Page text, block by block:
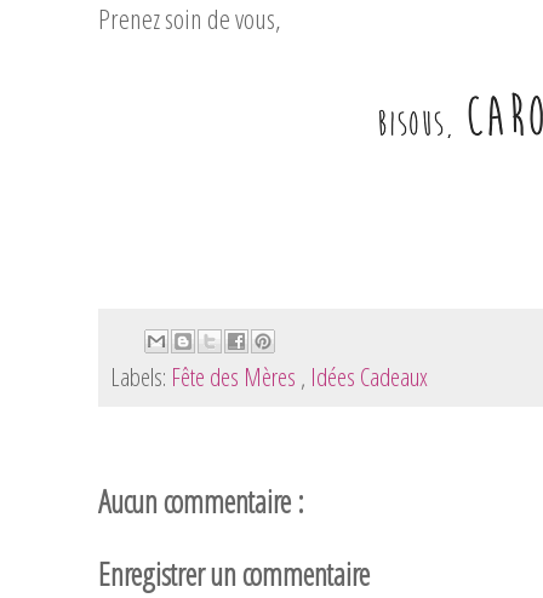
Prenez soin de vous,
Labels: Fête des Mères , Idées Cadeaux
Aucun commentaire :
Enregistrer un commentaire